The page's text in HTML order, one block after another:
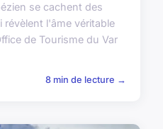
se cachent des
l'âme véritable
de Tourisme du Var
8 min de lecture →